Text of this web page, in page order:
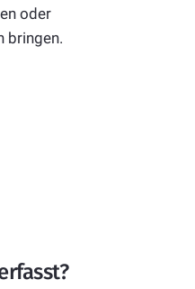
oder
bringen.